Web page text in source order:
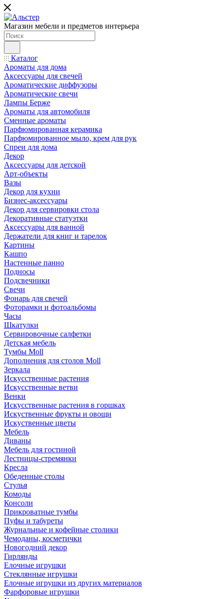
Магазин мебели и предметов интерьера
Каталог
Ароматы для дома
Аксессуары для свечей
Ароматические диффузоры
Ароматические свечи
Лампы Берже
Ароматы для автомобиля
Сменные ароматы
Парфюмированная керамика
Парфюмированное мыло, крем для рук
Спреи для дома
Декор
Аксессуары для детской
Арт-объекты
Вазы
Декор для кухни
Бизнес-аксессуары
Декор для сервировки стола
Декоративные статуэтки
Аксессуары для ванной
Держатели для книг и тарелок
Картины
Кашпо
Настенные панно
Подносы
Подсвечники
Свечи
Фонарь для свечей
Фоторамки и фотоальбомы
Часы
Шкатулки
Сервировочные салфетки
Детская мебель
Тумбы Moll
Дополнения для столов Moll
Зеркала
Искусственные растения
Искусственные ветви
Венки
Искусственные растения в горшках
Искуственные фрукты и овощи
Искуственные цветы
Мебель
Диваны
Мебель для гостиной
Лестницы-стремянки
Кресла
Обеденные столы
Стулья
Комоды
Консоли
Прикроватные тумбы
Пуфы и табуреты
Журнальные и кофейные столики
Чемоданы, косметички
Новогодний декор
Гирлянды
Елочные игрушки
Стеклянные игрушки
Елочные игрушки из других материалов
Фарфоровые игрушки